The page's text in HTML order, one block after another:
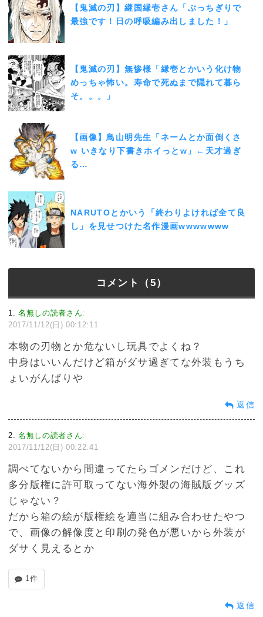
【鬼滅の刃】継国縁壱さん「ぶっちぎりで
最強です！日の呼吸編み出しました！」
【鬼滅の刃】無惨様「縁壱とかいう化け物
めっちゃ怖い。寿命で死ぬまで隠れて暮ら
そ。。。」
【画像】鳥山明先生「ネームとか面倒くさ
w いきなり下書きホイっとw」←天才過ぎ
る…
NARUTOとかいう「終わりよければ全て良
し」を見せつけた名作漫画wwwwwww
コメント（5）
1 名無しの読者さん:
2017/11/12(日) 00:12:11
本物の刃物とか危ないし玩具でよくね？
中身はいいんだけど箱がダサ過ぎてな外装もうち
ょいがんばりや
返信
2 名無しの読者さん:
2017/11/12(日) 00:22:41
調べてないから間違ってたらゴメンだけど、これ
多分版権に許可取ってない海外製の海賊版グッズ
じゃない？
だから箱の絵が版権絵を適当に組み合わせたやつ
で、画像の解像度と印刷の発色が悪いから外装が
ダサく見えるとか
1件
返信